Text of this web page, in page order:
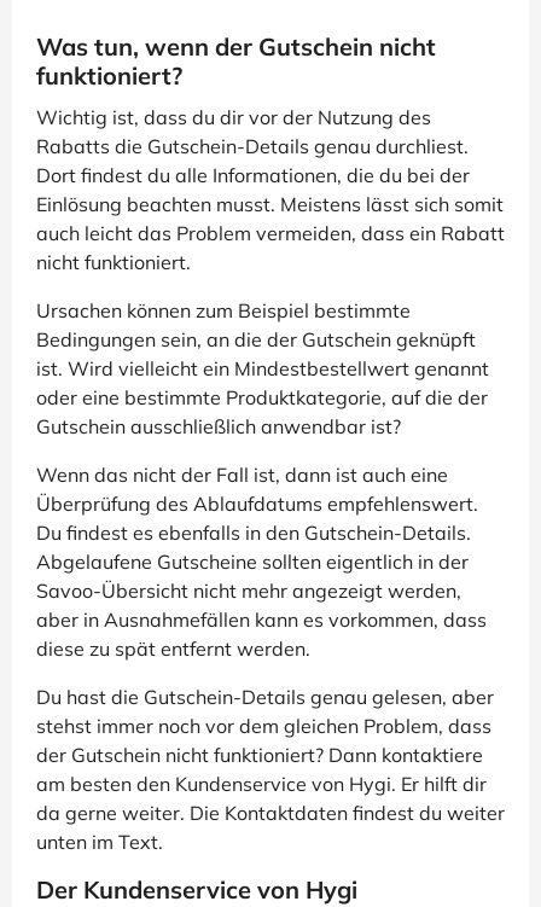
Was tun, wenn der Gutschein nicht
funktioniert?
Wichtig ist, dass du dir vor der Nutzung des
Rabatts die Gutschein-Details genau durchliest.
Dort findest du alle Informationen, die du bei der
Einlösung beachten musst. Meistens lässt sich somit
auch leicht das Problem vermeiden, dass ein Rabatt
nicht funktioniert.
Ursachen können zum Beispiel bestimmte
Bedingungen sein, an die der Gutschein geknüpft
ist. Wird vielleicht ein Mindestbestellwert genannt
oder eine bestimmte Produktkategorie, auf die der
Gutschein ausschließlich anwendbar ist?
Wenn das nicht der Fall ist, dann ist auch eine
Überprüfung des Ablaufdatums empfehlenswert.
Du findest es ebenfalls in den Gutschein-Details.
Abgelaufene Gutscheine sollten eigentlich in der
Savoo-Übersicht nicht mehr angezeigt werden,
aber in Ausnahmefällen kann es vorkommen, dass
diese zu spät entfernt werden.
Du hast die Gutschein-Details genau gelesen, aber
stehst immer noch vor dem gleichen Problem, dass
der Gutschein nicht funktioniert? Dann kontaktiere
am besten den Kundenservice von Hygi. Er hilft dir
da gerne weiter. Die Kontaktdaten findest du weiter
unten im Text.
Der Kundenservice von Hygi